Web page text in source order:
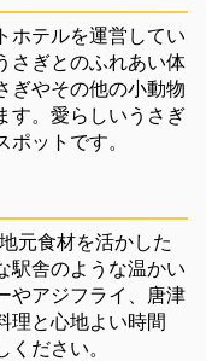
ホテルを運営してい
さぎとのふれあい体
ぎやその他の小動物
す。愛らしいうさぎ
ットです。
元食材を活かした
駅舎のような温かい
やアジフライ、唐津
理と心地よい時間
ください。